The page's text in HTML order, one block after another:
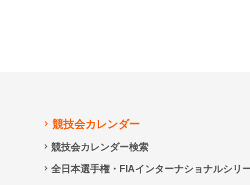
競技会カレンダー
競技会カレンダー検索
全日本選手権・FIAインターナショナルシリ